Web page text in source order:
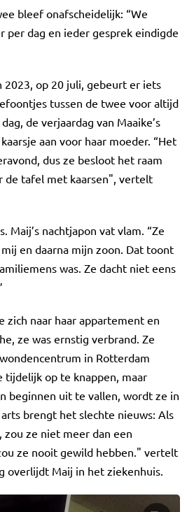
bleef onafscheidelijk: “We
per dag en ieder gesprek eindigde
2023, op 20 juli, gebeurt er iets
tussen de twee voor altijd
de verjaardag van Maaike’s
aan voor haar moeder. “Het
dus ze besloot het raam
de tafel met kaarsen", vertelt
Maij’s nachtjapon vat vlam. “Ze
en daarna mijn zoon. Dat toont
was. Ze dacht niet eens
zich naar haar appartement en
ze was ernstig verbrand. Ze
in Rotterdam
tijdelijk op te knappen, maar
beginnen uit te vallen, wordt ze in
brengt het slechte nieuws: Als
ze niet meer dan een
ze nooit gewild hebben." vertelt
overlijdt Maij in het ziekenhuis.